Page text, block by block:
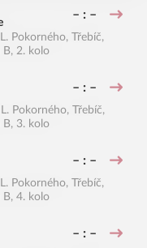
– : –
Pokorného, Třebíč,
B, 2. kolo
– : –
Pokorného, Třebíč,
B, 3. kolo
– : –
Pokorného, Třebíč,
B, 4. kolo
– : –